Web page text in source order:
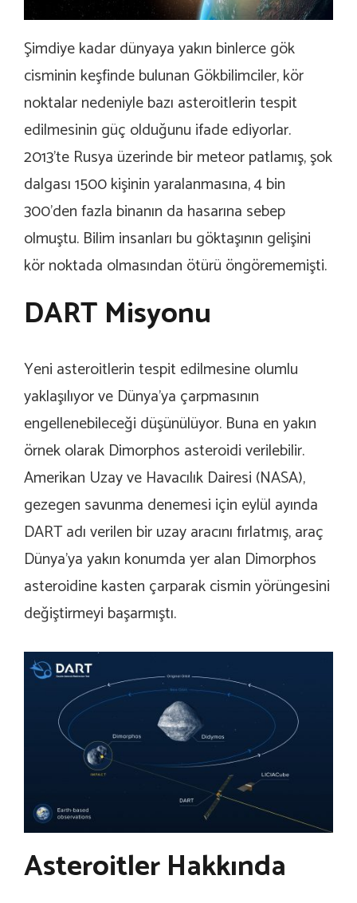
Şimdiye kadar dünyaya yakın binlerce gök
cisminin keşfinde bulunan Gökbilimciler, kör
noktalar nedeniyle bazı asteroitlerin tespit
edilmesinin güç olduğunu ifade ediyorlar.
2013’te Rusya üzerinde bir meteor patlamış, şok
dalgası 1500 kişinin yaralanmasına, 4 bin
300’den fazla binanın da hasarına sebep
olmuştu. Bilim insanları bu göktaşının gelişini
kör noktada olmasından ötürü öngörememişti.
DART Misyonu
Yeni asteroitlerin tespit edilmesine olumlu
yaklaşılıyor ve Dünya’ya çarpmasının
engellenebileceği düşünülüyor. Buna en yakın
örnek olarak Dimorphos asteroidi verilebilir.
Amerikan Uzay ve Havacılık Dairesi (NASA),
gezegen savunma denemesi için eylül ayında
DART adı verilen bir uzay aracını fırlatmış, araç
Dünya’ya yakın konumda yer alan Dimorphos
asteroidine kasten çarparak cismin yörüngesini
değiştirmeyi başarmıştı.
Asteroitler Hakkında